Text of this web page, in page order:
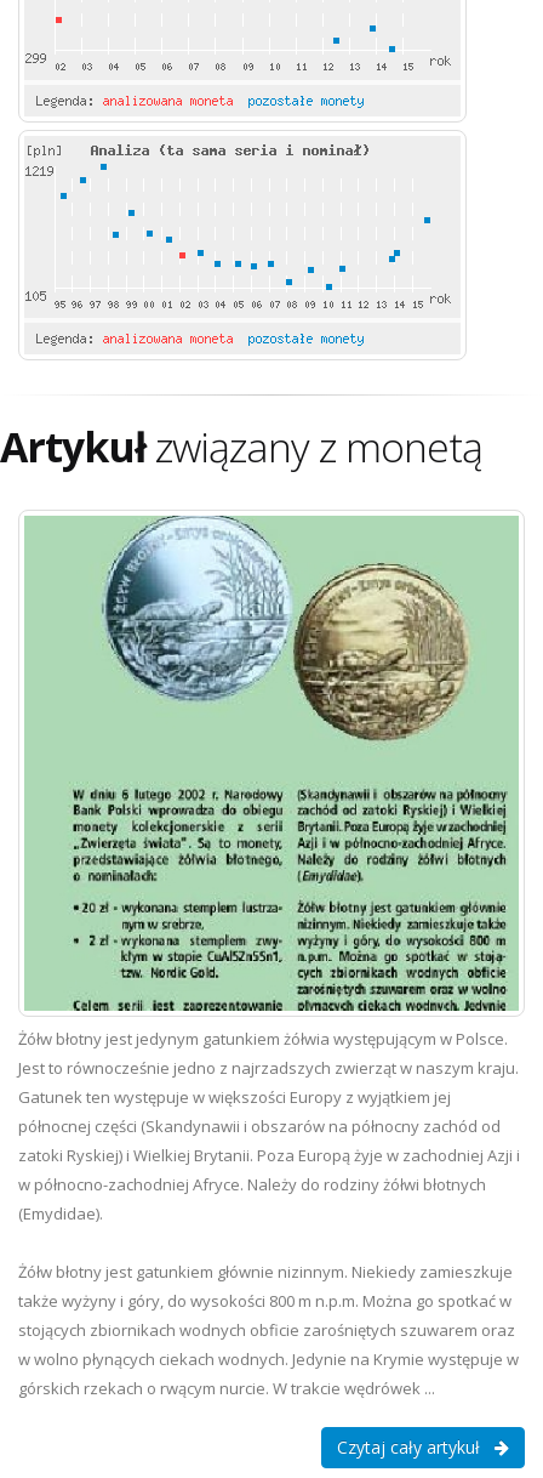
Artykułzwiązany z monetą
Żółw błotny jest jedynym gatunkiem żółwia występującym w Polsce.
Jest to równocześnie jedno z najrzadszych zwierząt w naszym kraju.
Gatunek ten występuje w większości Europy z wyjątkiem jej
północnej części (Skandynawii i obszarów na północny zachód od
zatoki Ryskiej) i Wielkiej Brytanii. Poza Europą żyje w zachodniej Azji i
w północno-zachodniej Afryce. Należy do rodziny żółwi błotnych
(Emydidae).
Żółw błotny jest gatunkiem głównie nizinnym. Niekiedy zamieszkuje
także wyżyny i góry, do wysokości 800 m n.p.m. Można go spotkać w
stojących zbiornikach wodnych obficie zarośniętych szuwarem oraz
w wolno płynących ciekach wodnych. Jedynie na Krymie występuje w
górskich rzekach o rwącym nurcie. W trakcie wędrówek ...
Czytaj cały artykuł